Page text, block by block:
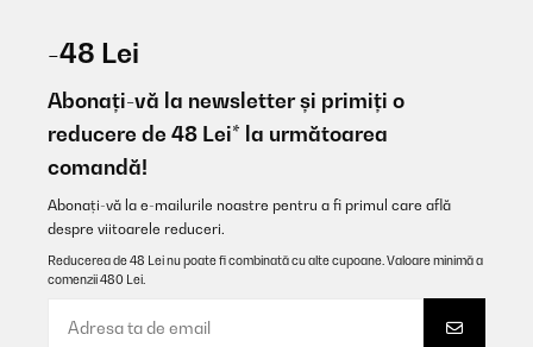
-48 Lei
Abonați-vă la newsletter și primiți o
reducere de 48 Lei* la următoarea
comandă!
Abonați-vă la e-mailurile noastre pentru a fi primul care află
despre viitoarele reduceri.
Reducerea de 48 Lei nu poate fi combinată cu alte cupoane. Valoare minimă a
comenzii 480 Lei.